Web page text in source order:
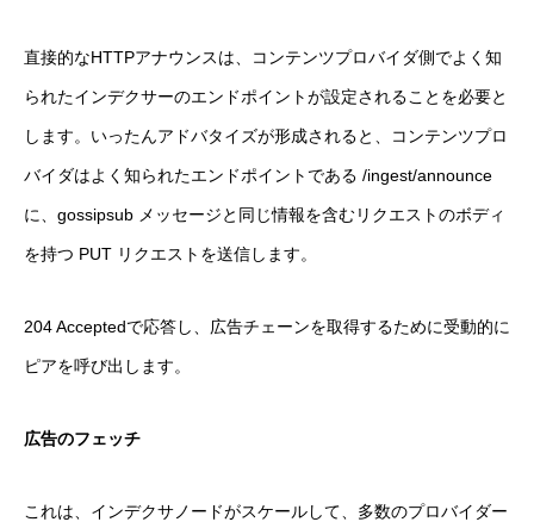
直接的なHTTPアナウンスは、コンテンツプロバイダ側でよく知
られたインデクサーのエンドポイントが設定されることを必要と
します。いったんアドバタイズが形成されると、コンテンツプロ
バイダはよく知られたエンドポイントである /ingest/announce
に、gossipsub メッセージと同じ情報を含むリクエストのボディ
を持つ PUT リクエストを送信します。
204 Acceptedで応答し、広告チェーンを取得するために受動的に
ピアを呼び出します。
広告のフェッチ
これは、インデクサノードがスケールして、多数のプロバイダー